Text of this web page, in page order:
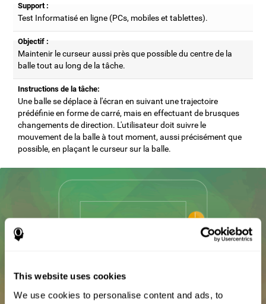
This website uses cookies
We use cookies to personalise content and ads, to
Support :
Test Informatisé en ligne (PCs, mobiles et tablettes).
Objectif :
Maintenir le curseur aussi près que possible du centre de la
balle tout au long de la tâche.
Instructions de la tâche:
Une balle se déplace à l'écran en suivant une trajectoire
prédéfinie en forme de carré, mais en effectuant de brusques
changements de direction. L'utilisateur doit suivre le
mouvement de la balle à tout moment, aussi précisément que
possible, en plaçant le curseur sur la balle.